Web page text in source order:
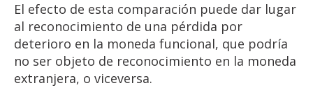
El efecto de esta comparación puede dar lugar
al reconocimiento de una pérdida por
deterioro en la moneda funcional, que podría
no ser objeto de reconocimiento en la moneda
extranjera, o viceversa.